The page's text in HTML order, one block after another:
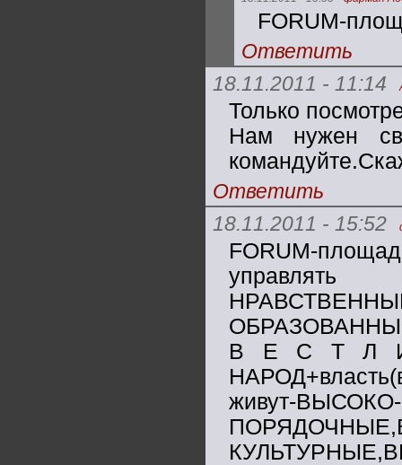
FORUM-
Ответить
18.11.2011 - 11:14
Только
Нам нужен
Ответить
18.11.2011 - 15:52
FORUM-
В Е С Т Л И
живут-